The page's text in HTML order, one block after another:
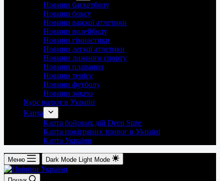
Новини баскетболу
Новини боксу
Новини важкої атлетики
Новини волейболу
Новини гімнастики
Новини легкої атлетики
Новини лижного спорту
Новини плавання
Новини тенісу
Новини футболу
Новини хокею
Курс валют в Україні
Карта
Карта бойових дій Deep State
Карта повітряних тривог в Україні
Карта України
Меню Dark Mode Light Mode